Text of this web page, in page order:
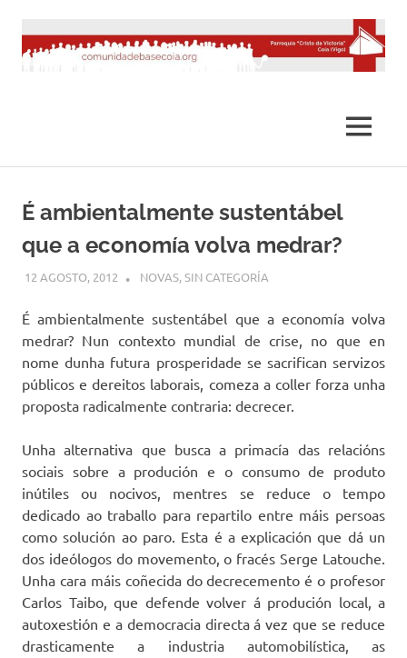
contenido
MENÚ
É ambientalmente sustentábel
que a economía volva medrar?
12 AGOSTO, 2012 DESARROLLO
NOVAS,SIN CATEGORÍA
É ambientalmente sustentábel que a economía volva
medrar? Nun contexto mundial de crise, no que en
nome dunha futura prosperidade se sacrifican servizos
públicos e dereitos laborais, comeza a coller forza unha
proposta radicalmente contraria: decrecer.
Unha alternativa que busca a primacía das relacións
sociais sobre a produción e o consumo de produto
inútiles ou nocivos, mentres se reduce o tempo
dedicado ao traballo para repartilo entre máis persoas
como solución ao paro. Esta é a explicación que dá un
dos ideólogos do movemento, o fracés Serge Latouche.
Unha cara máis coñecida do decrecemento é o profesor
Carlos Taibo, que defende volver á produción local, a
autoxestión e a democracia directa á vez que se reduce
drasticamente a industria automobilística, as